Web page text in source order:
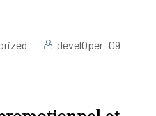
develOper_09